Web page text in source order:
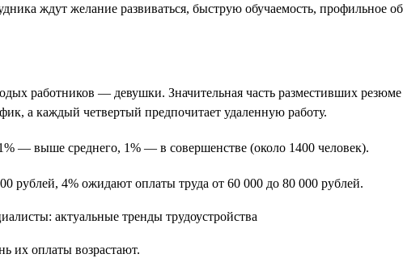
ждут желание развиваться, быструю обучаемость, профильное
работников — девушки. Значительная часть разместивших резюме
а каждый четвертый предпочитает удаленную работу.
— выше среднего, 1% — в совершенстве (около 1400 человек).
рублей, 4% ожидают оплаты труда от 60 000 до 80 000 рублей.
их оплаты возрастают.